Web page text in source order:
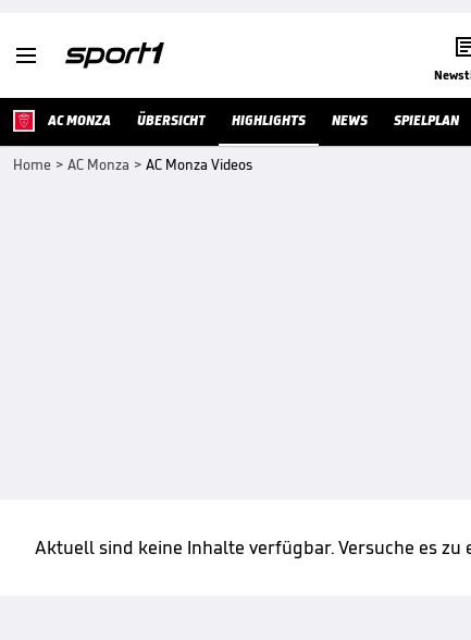

AC MONZA ÜBERSICHT HIGHLIGHTS NEWS SPIELPLAN
Home > AC Monza > AC Monza Videos
Aktuell sind keine Inhalte verfügbar. Versuche es